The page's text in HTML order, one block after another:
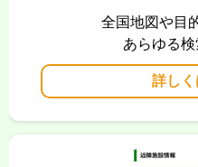
全国地図や目
あらゆる
詳しく